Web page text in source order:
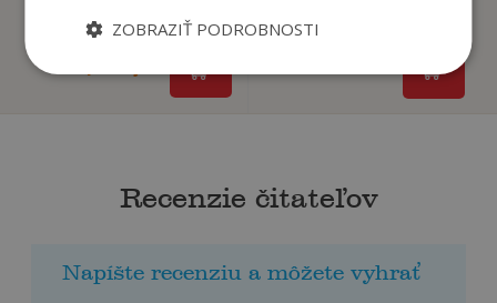
Recenzie čitateľov
Napíšte recenziu a môžete vyhrať
ZOBRAZIŤ PODROBNOSTI